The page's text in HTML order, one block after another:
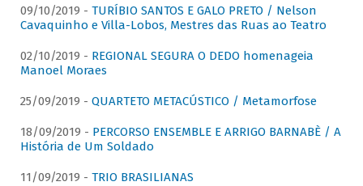
09/10/2019 - TURÍBIO SANTOS E GALO PRETO / Nelson
Cavaquinho e Villa-Lobos, Mestres das Ruas ao Teatro
02/10/2019 - REGIONAL SEGURA O DEDO homenageia
Manoel Moraes
25/09/2019 - QUARTETO METACÚSTICO / Metamorfose
18/09/2019 - PERCORSO ENSEMBLE E ARRIGO BARNABÈ / A
História de Um Soldado
11/09/2019 - TRIO BRASILIANAS